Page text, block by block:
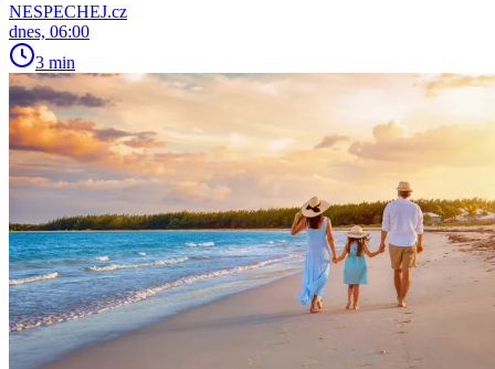
NESPECHEJ.cz
dnes, 06:00
3 min